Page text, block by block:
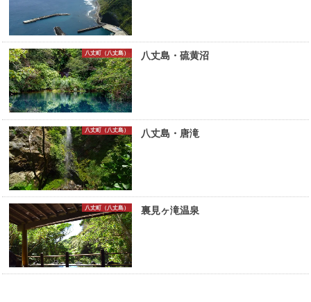
八丈町（八丈島） 八丈島・硫黄沼
八丈町（八丈島） 八丈島・唐滝
八丈町（八丈島） 裏見ヶ滝温泉